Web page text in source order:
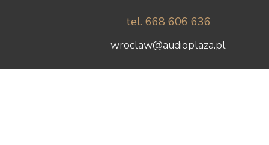
tel. 668 606 636
wroclaw@audioplaza.pl